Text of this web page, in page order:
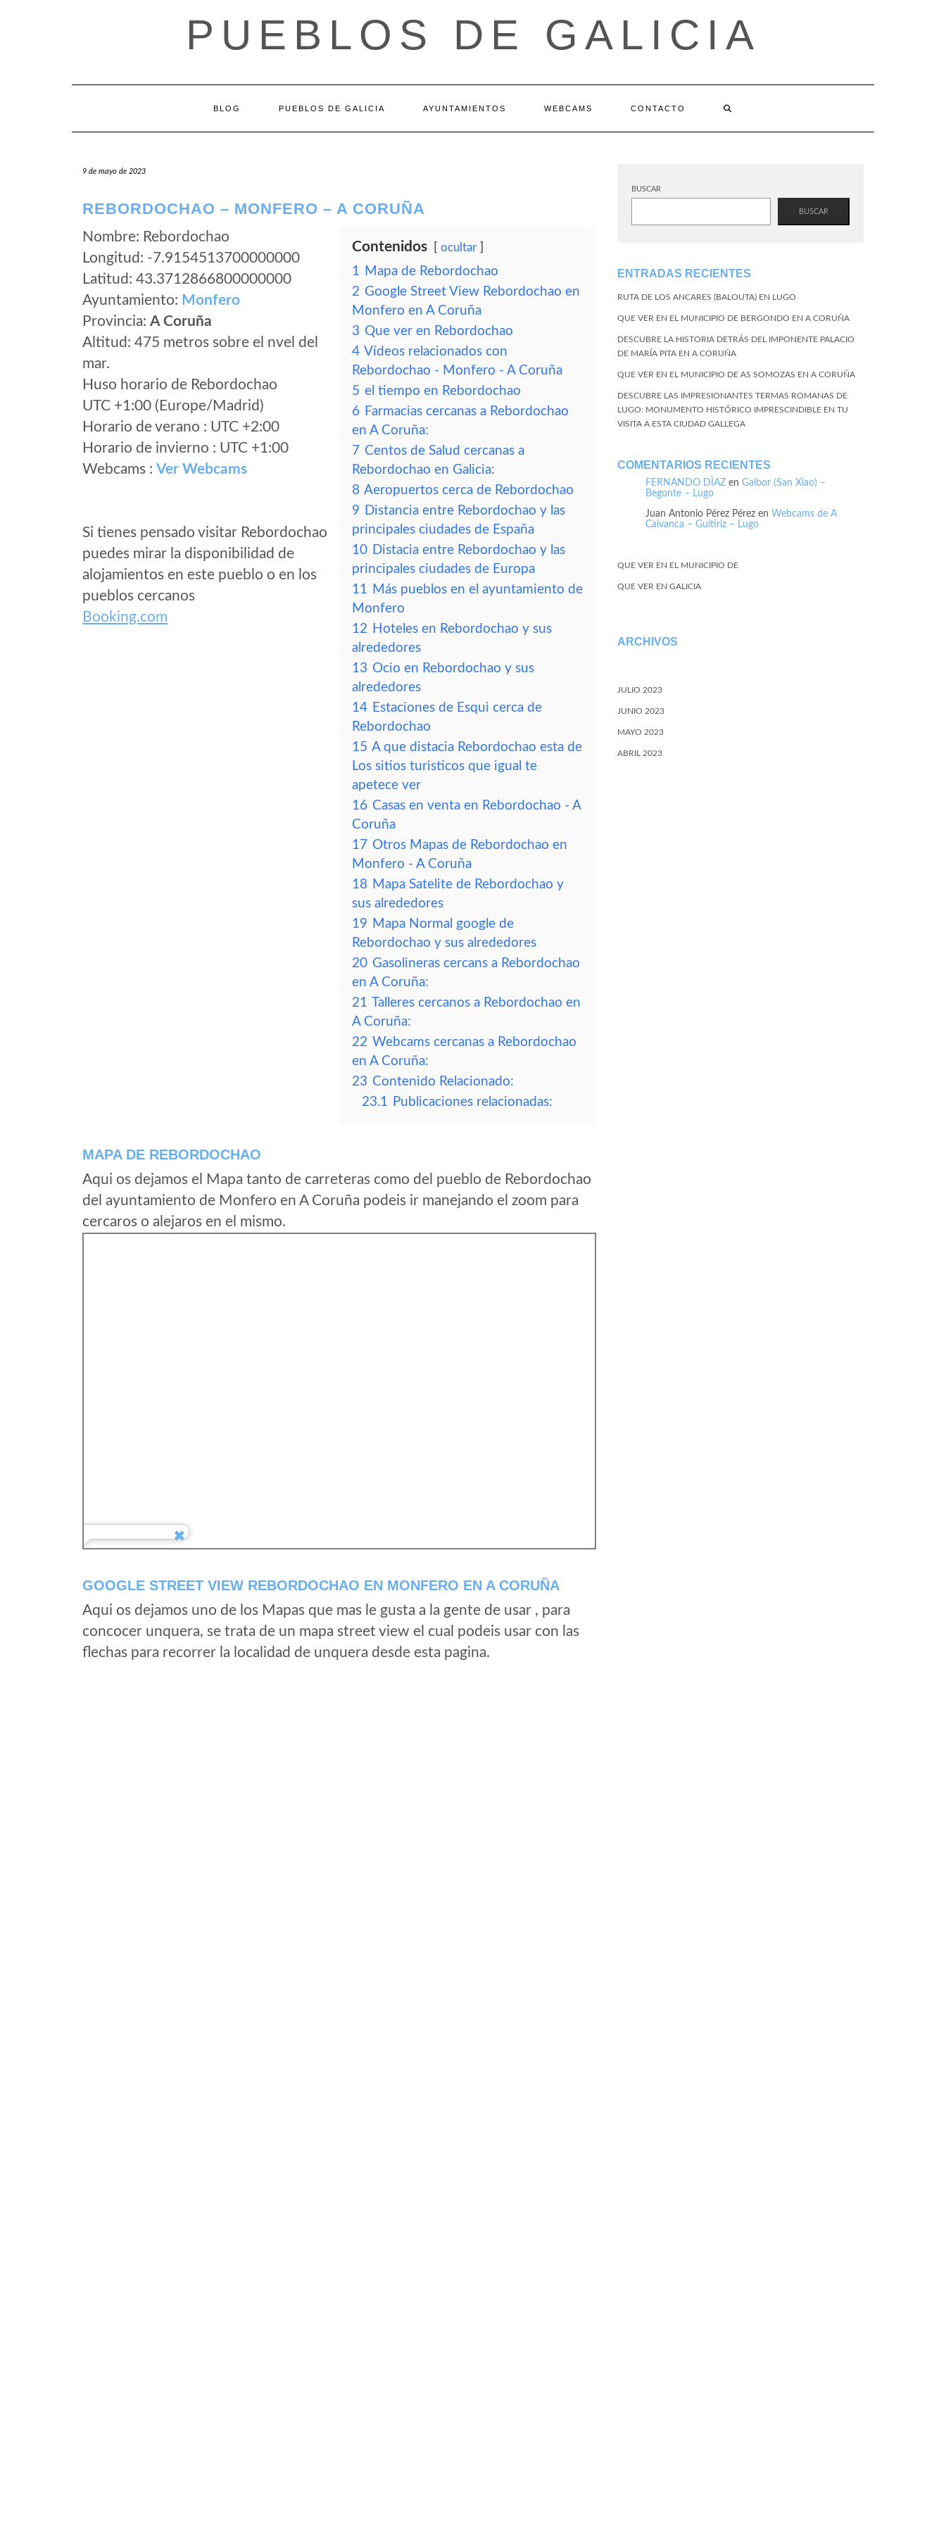
PUEBLOS DE GALICIA
BLOG PUEBLOS DE GALICIA AYUNTAMIENTOS WEBCAMS CONTACTO
9 de mayo de 2023
REBORDOCHAO – MONFERO – A CORUÑA
Nombre: Rebordochao
Longitud: -7.9154513700000000
Latitud: 43.3712866800000000
Ayuntamiento: Monfero
Provincia: A Coruña
Altitud: 475 metros sobre el nvel del
mar.
Huso horario de Rebordochao
UTC +1:00 (Europe/Madrid)
Horario de verano : UTC +2:00
Horario de invierno : UTC +1:00
Webcams : Ver Webcams
Si tienes pensado visitar Rebordochao
puedes mirar la disponibilidad de
alojamientos en este pueblo o en los
pueblos cercanos
Booking.com
Contenidos ocultar
1 Mapa de Rebordochao
2 Google Street View Rebordochao en
Monfero en A Coruña
3 Que ver en Rebordochao
4 Vídeos relacionados con
Rebordochao - Monfero - A Coruña
5 el tiempo en Rebordochao
6 Farmacias cercanas a Rebordochao
en A Coruña:
7 Centos de Salud cercanas a
Rebordochao en Galicia:
8 Aeropuertos cerca de Rebordochao
9 Distancia entre Rebordochao y las
principales ciudades de España
10 Distacia entre Rebordochao y las
principales ciudades de Europa
11 Más pueblos en el ayuntamiento de
Monfero
12 Hoteles en Rebordochao y sus
alrededores
13 Ocio en Rebordochao y sus
alrededores
14 Estaciones de Esqui cerca de
Rebordochao
15 A que distacia Rebordochao esta de
Los sitios turisticos que igual te
apetece ver
16 Casas en venta en Rebordochao - A
Coruña
17 Otros Mapas de Rebordochao en
Monfero - A Coruña
18 Mapa Satelite de Rebordochao y
sus alrededores
19 Mapa Normal google de
Rebordochao y sus alrededores
20 Gasolineras cercans a Rebordochao
en A Coruña:
21 Talleres cercanos a Rebordochao en
A Coruña:
22 Webcams cercanas a Rebordochao
en A Coruña:
23 Contenido Relacionado:
23.1 Publicaciones relacionadas:
MAPA DE REBORDOCHAO
Aqui os dejamos el Mapa tanto de carreteras como del pueblo de Rebordochao
del ayuntamiento de Monfero en A Coruña podeis ir manejando el zoom para
cercaros o alejaros en el mismo.
GOOGLE STREET VIEW REBORDOCHAO EN MONFERO EN A CORUÑA
Aqui os dejamos uno de los Mapas que mas le gusta a la gente de usar , para
concocer unquera, se trata de un mapa street view el cual podeis usar con las
flechas para recorrer la localidad de unquera desde esta pagina.
BUSCAR
BUSCAR
ENTRADAS RECIENTES
RUTA DE LOS ANCARES (BALOUTA) EN LUGO
QUE VER EN EL MUNICIPIO DE BERGONDO EN A CORUÑA
DESCUBRE LA HISTORIA DETRÁS DEL IMPONENTE PALACIO
DE MARÍA PITA EN A CORUÑA
QUE VER EN EL MUNICIPIO DE AS SOMOZAS EN A CORUÑA
DESCUBRE LAS IMPRESIONANTES TERMAS ROMANAS DE
LUGO: MONUMENTO HISTÓRICO IMPRESCINDIBLE EN TU
VISITA A ESTA CIUDAD GALLEGA
COMENTARIOS RECIENTES
FERNANDO DÌAZ en Gaibor (San Xiao) –
Begonte – Lugo
Juan Antonio Pérez Pérez en Webcams de A
Caivanca – Guitiriz – Lugo
QUE VER EN EL MUNICIPIO DE
QUE VER EN GALICIA
ARCHIVOS
JULIO 2023
JUNIO 2023
MAYO 2023
ABRIL 2023